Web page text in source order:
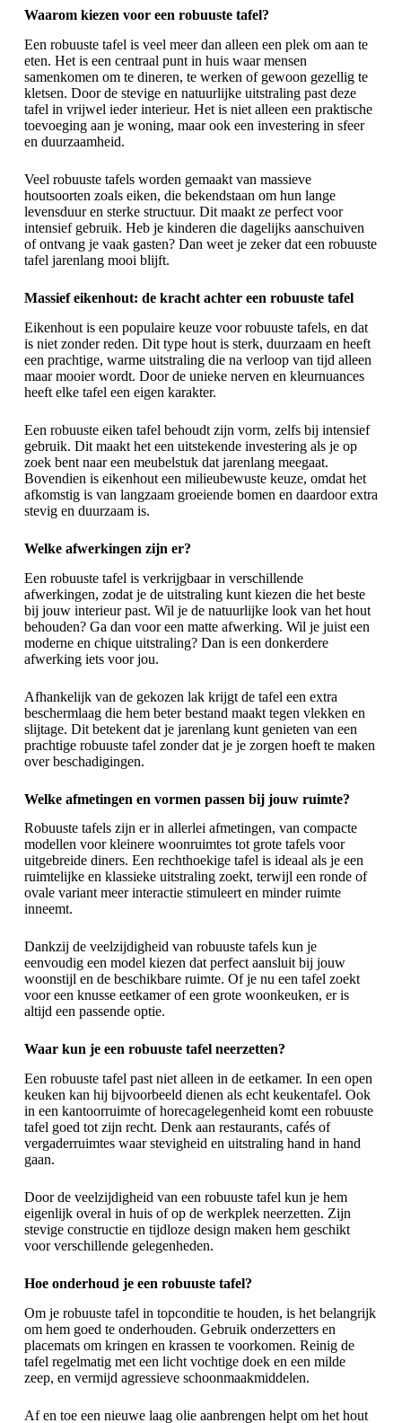
Waarom kiezen voor een robuuste tafel?
Een robuuste tafel is veel meer dan alleen een plek om aan te
eten. Het is een centraal punt in huis waar mensen
samenkomen om te dineren, te werken of gewoon gezellig te
kletsen. Door de stevige en natuurlijke uitstraling past deze
tafel in vrijwel ieder interieur. Het is niet alleen een praktische
toevoeging aan je woning, maar ook een investering in sfeer
en duurzaamheid.
Veel robuuste tafels worden gemaakt van massieve
houtsoorten zoals eiken, die bekendstaan om hun lange
levensduur en sterke structuur. Dit maakt ze perfect voor
intensief gebruik. Heb je kinderen die dagelijks aanschuiven
of ontvang je vaak gasten? Dan weet je zeker dat een robuuste
tafel jarenlang mooi blijft.
Massief eikenhout: de kracht achter een robuuste tafel
Eikenhout is een populaire keuze voor robuuste tafels, en dat
is niet zonder reden. Dit type hout is sterk, duurzaam en heeft
een prachtige, warme uitstraling die na verloop van tijd alleen
maar mooier wordt. Door de unieke nerven en kleurnuances
heeft elke tafel een eigen karakter.
Een robuuste eiken tafel behoudt zijn vorm, zelfs bij intensief
gebruik. Dit maakt het een uitstekende investering als je op
zoek bent naar een meubelstuk dat jarenlang meegaat.
Bovendien is eikenhout een milieubewuste keuze, omdat het
afkomstig is van langzaam groeiende bomen en daardoor extra
stevig en duurzaam is.
Welke afwerkingen zijn er?
Een robuuste tafel is verkrijgbaar in verschillende
afwerkingen, zodat je de uitstraling kunt kiezen die het beste
bij jouw interieur past. Wil je de natuurlijke look van het hout
behouden? Ga dan voor een matte afwerking. Wil je juist een
moderne en chique uitstraling? Dan is een donkerdere
afwerking iets voor jou.
Afhankelijk van de gekozen lak krijgt de tafel een extra
beschermlaag die hem beter bestand maakt tegen vlekken en
slijtage. Dit betekent dat je jarenlang kunt genieten van een
prachtige robuuste tafel zonder dat je je zorgen hoeft te maken
over beschadigingen.
Welke afmetingen en vormen passen bij jouw ruimte?
Robuuste tafels zijn er in allerlei afmetingen, van compacte
modellen voor kleinere woonruimtes tot grote tafels voor
uitgebreide diners. Een rechthoekige tafelis ideaal als je een
ruimtelijke en klassieke uitstraling zoekt, terwijl een ronde of
ovale variant meer interactie stimuleert en minder ruimte
inneemt.
Dankzij de veelzijdigheid van robuuste tafels kun je
eenvoudig een model kiezen dat perfect aansluit bij jouw
woonstijl en de beschikbare ruimte. Of je nu een tafel zoekt
voor een knusse eetkamer of een grote woonkeuken, er is
altijd een passende optie.
Waar kun je een robuuste tafel neerzetten?
Een robuuste tafel past niet alleen in de eetkamer. In een open
keuken kan hij bijvoorbeeld dienen als echt keukentafel. Ook
in een kantoorruimte of horecagelegenheid komt een robuuste
tafel goed tot zijn recht. Denk aan restaurants, cafés of
vergaderruimtes waar stevigheid en uitstraling hand in hand
gaan.
Door de veelzijdigheid van een robuuste tafel kun je hem
eigenlijk overal in huis of op de werkplek neerzetten. Zijn
stevige constructie en tijdloze design maken hem geschikt
voor verschillende gelegenheden.
Hoe onderhoud je een robuuste tafel?
Om je robuuste tafel in topconditie te houden, is het belangrijk
om hem goed te onderhouden. Gebruik onderzetters en
placemats om kringen en krassen te voorkomen. Reinig de
tafel regelmatig met een licht vochtige doek en een milde
zeep, en vermijd agressieve schoonmaakmiddelen.
Af en toe een nieuwe laag olie aanbrengen helpt om het hout